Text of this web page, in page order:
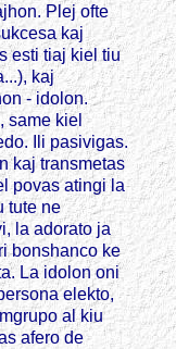
Plej ofte
kaj
esti tiaj kiel tiu
kaj
- idolon.
same kiel
Ili pasivigas.
kaj transmetas
povas atingi la
tute ne
la adorato ja
bonshanco ke
La idolon oni
elekto,
al kiu
afero de